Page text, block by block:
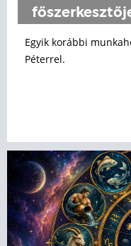
Egyik korábbi
Péterrel.